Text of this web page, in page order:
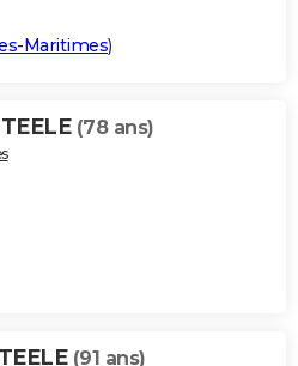
Maritimes)
(78 ans)
(91 ans)